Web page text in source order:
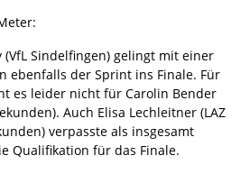
(VfL Sindelfingen) gelingt mit einer
ebenfalls der Sprint ins Finale. Für
es leider nicht für Carolin Bender
Auch Elisa Lechleitner (LAZ
verpasste als insgesamt
Qualifikation für das Finale.